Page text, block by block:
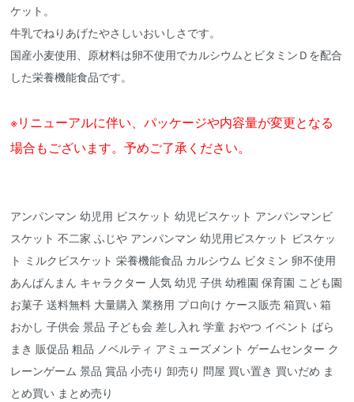
ケット。
牛乳でねりあげたやさしいおいしさです。
国産小麦使用、原材料は卵不使用でカルシウムとビタミンＤを配合
した栄養機能食品です。
※リニューアルに伴い、パッケージや内容量が変更となる
場合もございます。予めご了承ください。
アンパンマン 幼児用 ビスケット 幼児ビスケット アンパンマンビ
スケット 不二家 ふじや アンパンマン 幼児用ビスケット ビスケッ
ト ミルクビスケット 栄養機能食品 カルシウム ビタミン 卵不使用
あんぱんまん キャラクター 人気 幼児 子供 幼稚園 保育園 こども園
お菓子 送料無料 大量購入 業務用 プロ向け ケース販売 箱買い 箱
おかし 子供会 景品 子ども会 差し入れ 学童 おやつ イベント ばら
まき 販促品 粗品 ノベルティ アミューズメント ゲームセンター ク
レーンゲーム 景品 賞品 小売り 卸売り 問屋 買い置き 買いだめ ま
とめ買い まとめ売り